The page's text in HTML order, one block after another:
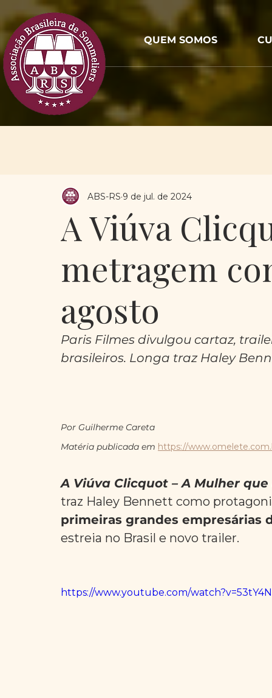
QUEM SOMOS
A Viúva
metragem
agosto
ABS-RS 9 de jul. de 2024
Paris Filmes divulgou cartaz,
brasileiros. Longa traz Haley
Por Guilherme Careta
Matéria publicada em https://
A Viúva Clicquot – A Mulher
traz Haley Bennett como
primeiras grandes empresárias
estreia no Brasil e novo trailer.
https://www.youtube.com/